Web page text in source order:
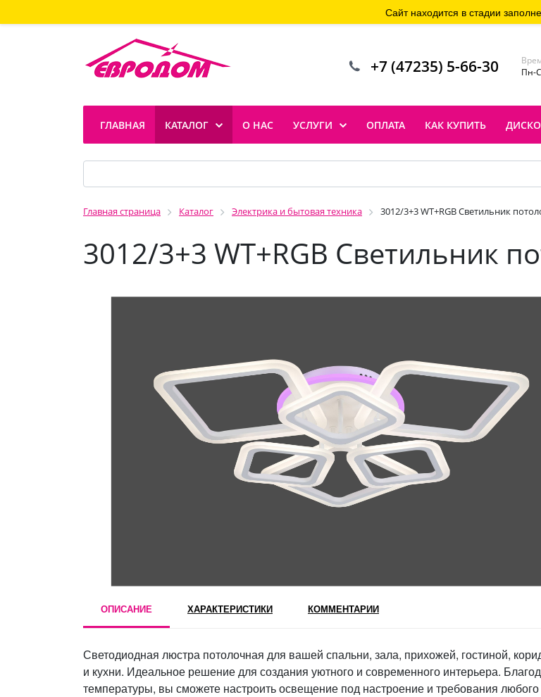
+7 (47235) 5-66-30
Пн-
ГЛАВНАЯ КАТАЛОГ О НАС УСЛУГИ ОПЛАТА КАК КУПИТЬ
Главная страница Каталог Электрика и бытовая техника 3012/3+3 WT+RGB Светильник
3012/3+3 WT+RGB Светильник
Сайт находится в стадии
ОПИСАНИЕ ХАРАКТЕРИСТИКИ КОММЕНТАРИИ
Светодиодная люстра потолочная для вашей спальни, зала, прихожей, гостиной,
и кухни. Идеальное решение для создания уютного и современного интерьера.
температуры, вы сможете настроить освещение под настроение и требования